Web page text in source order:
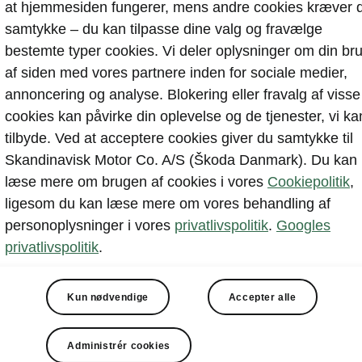
foran
Mode Select
Advanced
Box med trådløs opladning
to-Load
at hjemmesiden fungerer, mens andre cookies kræver
samtykke – du kan tilpasse dine valg og fravælge
bestemte typer cookies. Vi deler oplysninger om din
af siden med vores partnere inden for sociale medier,
annoncering og analyse. Blokering eller fravalg af visse
cookies kan påvirke din oplevelse og de tjenester, vi
tilbyde. Ved at acceptere cookies giver du samtykke til
Skandinavisk Motor Co. A/S (Škoda Danmark). Du kan
læse mere om brugen af cookies i vores Cookiepolitik,
ligesom du kan læse mere om vores behandling af
personoplysninger i vores privatlivspolitik. Googles
privatlivspolitik.
Kun nødvendige Accepter alle
Administrér cookies